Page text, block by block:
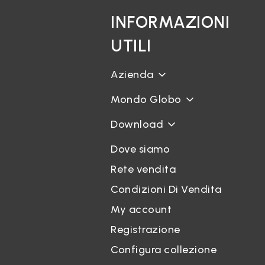
INFORMAZIONI
UTILI
Azienda
Mondo Globo
Download
Dove siamo
Rete vendita
Condizioni Di Vendita
My account
Registrazione
Configura collezione